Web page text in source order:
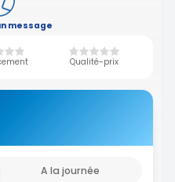
message
Qualité-prix
A la journée